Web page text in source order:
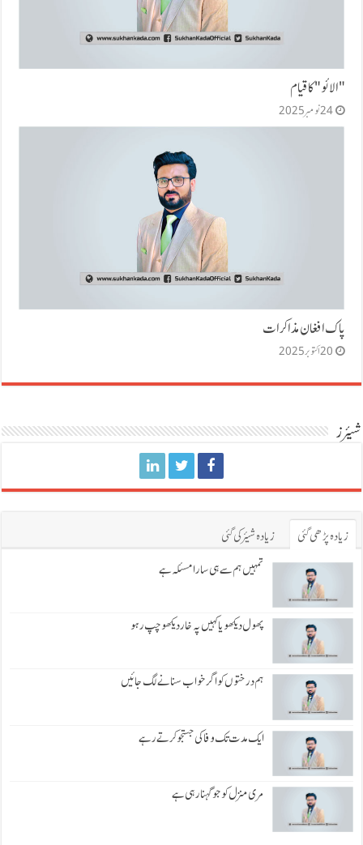
"الائو" کا قیام
24 نومبر 2025
پاک افغان مذاکرات
20 اکتوبر 2025
شیئرز
زیادہ پڑھی گئی زیادہ شیئر کی گئی
تمہیں ہم سے ہی سارا مسئلہ ہے
پھول دیکھو یا کہیں پہ خار دیکھو چپ رہو
ہم درختوں کو اگر خواب سنانے لگ جائیں
ایک مدت تک وفا کی جستجو کرتے رہے
مری منزل کو جو گہنا رہی ہے